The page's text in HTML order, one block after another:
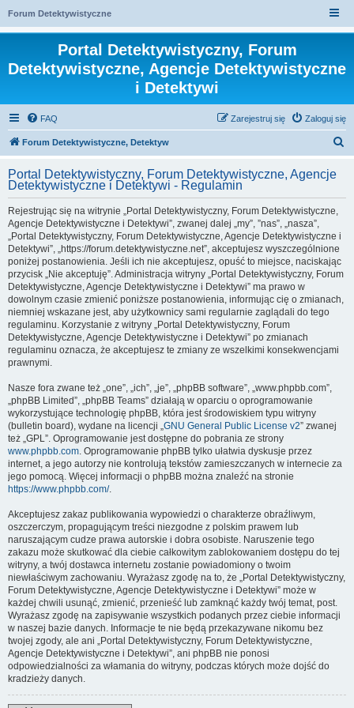
Forum Detektywistyczne
Portal Detektywistyczny, Forum
Detektywistyczne, Agencje Detektywistyczne
i Detektywi
FAQ Zaloguj się
Zarejestruj się
Forum Detektywistyczne, Detektyw
k
Portal Detektywistyczny, Forum Detektywistyczne, Agencje
Detektywistyczne i Detektywi - Regulamin
Rejestrując się na witrynie „Portal Detektywistyczny, Forum Detektywistyczne,
Agencje Detektywistyczne i Detektywi”, zwanej dalej „my”, ”nas”, „nasza”,
„Portal Detektywistyczny, Forum Detektywistyczne, Agencje Detektywistyczne i
Detektywi”, „https://forum.detektywistyczne.net”, akceptujesz wyszczególnione
poniżej postanowienia. Jeśli ich nie akceptujesz, opuść to miejsce, naciskając
przycisk „Nie akceptuję”. Administracja witryny „Portal Detektywistyczny, Forum
Detektywistyczne, Agencje Detektywistyczne i Detektywi” ma prawo w
dowolnym czasie zmienić poniższe postanowienia, informując cię o zmianach,
niemniej wskazane jest, aby użytkownicy sami regularnie zaglądali do tego
regulaminu. Korzystanie z witryny „Portal Detektywistyczny, Forum
Detektywistyczne, Agencje Detektywistyczne i Detektywi” po zmianach
regulaminu oznacza, że akceptujesz te zmiany ze wszelkimi konsekwencjami
prawnymi.
Nasze fora zwane też „one”, „ich”, „je”, „phpBB software”, „www.phpbb.com”,
„phpBB Limited”, „phpBB Teams” działają w oparciu o oprogramowanie
wykorzystujące technologię phpBB, która jest środowiskiem typu witryny
(bulletin board), wydane na licencji „GNU General Public License v2” zwanej
też „GPL”. Oprogramowanie jest dostępne do pobrania ze strony
www.phpbb.com. Oprogramowanie phpBB tylko ułatwia dyskusje przez
internet, a jego autorzy nie kontrolują tekstów zamieszczanych w internecie za
jego pomocą. Więcej informacji o phpBB można znaleźć na stronie
https://www.phpbb.com/.
Akceptujesz zakaz publikowania wypowiedzi o charakterze obraźliwym,
oszczerczym, propagującym treści niezgodne z polskim prawem lub
naruszającym cudze prawa autorskie i dobra osobiste. Naruszenie tego
zakazu może skutkować dla ciebie całkowitym zablokowaniem dostępu do tej
witryny, a twój dostawca internetu zostanie powiadomiony o twoim
niewłaściwym zachowaniu. Wyrażasz zgodę na to, że „Portal Detektywistyczny,
Forum Detektywistyczne, Agencje Detektywistyczne i Detektywi” może w
każdej chwili usunąć, zmienić, przenieść lub zamknąć każdy twój temat, post.
Wyrażasz zgodę na zapisywanie wszystkich podanych przez ciebie informacji
w naszej bazie danych. Informacje te nie będą przekazywane nikomu bez
twojej zgody, ale ani „Portal Detektywistyczny, Forum Detektywistyczne,
Agencje Detektywistyczne i Detektywi”, ani phpBB nie ponosi
odpowiedzialności za włamania do witryny, podczas których może dojść do
kradzieży danych.